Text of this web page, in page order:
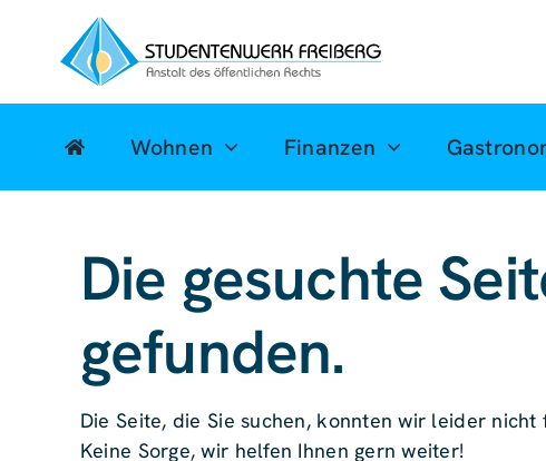
springen
Wohnen Finanzen
Die gesuchte
gefunden.
Die Seite, die Sie suchen, konnten wir leider
Keine Sorge, wir helfen Ihnen gern weiter!